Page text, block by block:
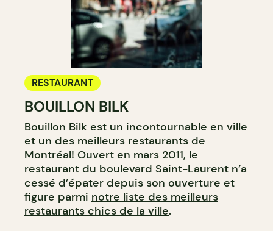
RESTAURANT
BOUILLON BILK
Bouillon Bilk est un incontournable en ville
et un des meilleurs restaurants de
Montréal! Ouvert en mars 2011, le
restaurant du boulevard Saint-Laurent n’a
cessé d’épater depuis son ouverture et
figure parmi notre liste des meilleurs
restaurants chics de la ville.